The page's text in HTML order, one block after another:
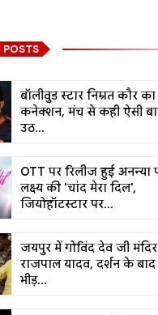
POSTS
बॉलीवुड स्टार निम्रत कौर
कनेक्शन, मंच से कही ऐसी
उठ...
OTT पर रिलीज हुई अनन्या
लक्ष्य की 'चांद मेरा दिल',
जियोहॉटस्टार पर...
जयपुर में गोविंद देव जी
राजपाल यादव, दर्शन के
भीड़...